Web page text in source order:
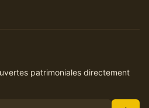
patrimoniales directement